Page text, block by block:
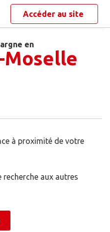
Accéder au site
en
à proximité de votre
aux autres